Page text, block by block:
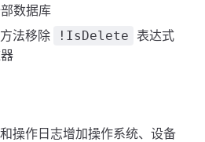
数据库
法移除 !IsDelete 表达式
操作日志增加操作系统、设备